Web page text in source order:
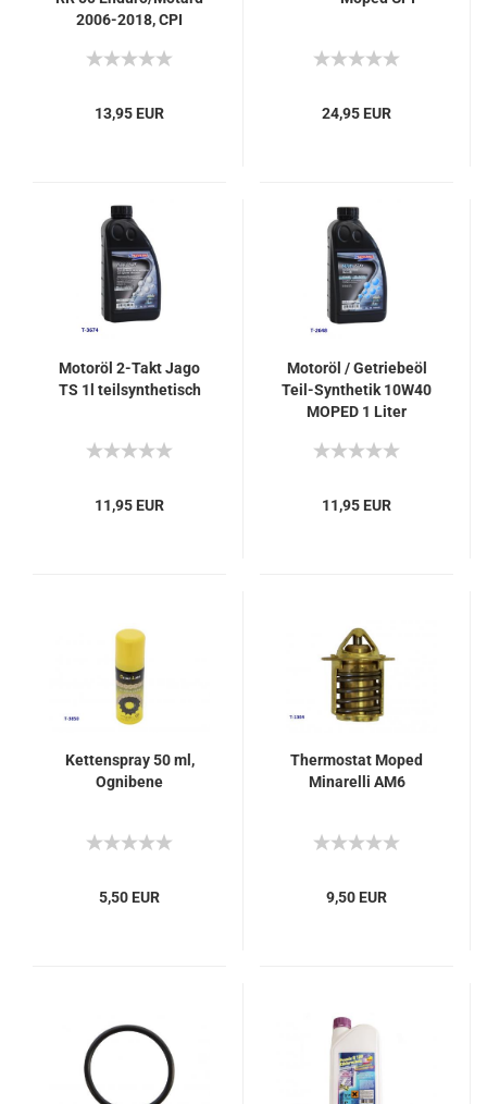
2006-2018, CPI
13,95 EUR 24,95 EUR
Motoröl 2-Takt Jago
TS 1l teilsynthetisch
11,95 EUR
Motoröl / Getriebeöl
Teil-Synthetik 10W40
MOPED 1 Liter
11,95 EUR
Kettenspray 50 ml,
Ognibene
5,50 EUR
Thermostat Moped
Minarelli AM6
9,50 EUR